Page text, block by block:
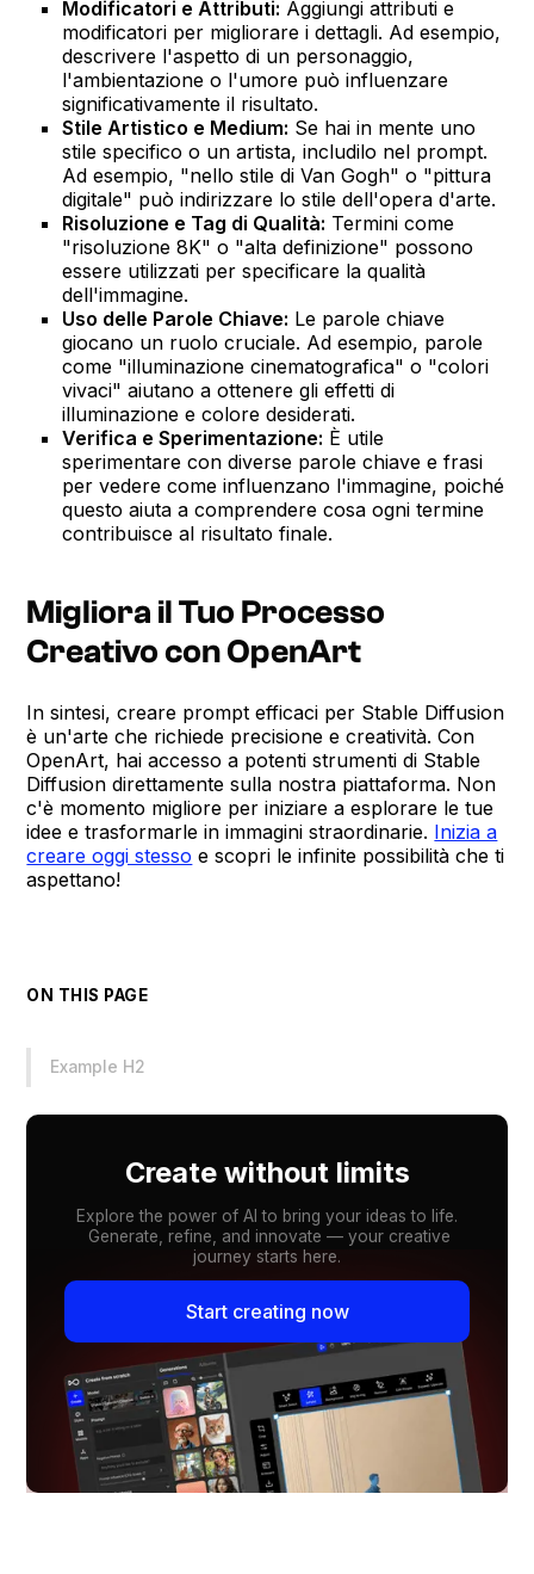
Modificatori e Attributi: Aggiungi attributi e
modificatori per migliorare i dettagli. Ad esempio,
descrivere l'aspetto di un personaggio,
l'ambientazione o l'umore può influenzare
significativamente il risultato.
Stile Artistico e Medium: Se hai in mente uno
stile specifico o un artista, includilo nel prompt.
Ad esempio, "nello stile di Van Gogh" o "pittura
digitale" può indirizzare lo stile dell'opera d'arte.
Risoluzione e Tag di Qualità: Termini come
"risoluzione 8K" o "alta definizione" possono
essere utilizzati per specificare la qualità
dell'immagine.
Uso delle Parole Chiave: Le parole chiave
giocano un ruolo cruciale. Ad esempio, parole
come "illuminazione cinematografica" o "colori
vivaci" aiutano a ottenere gli effetti di
illuminazione e colore desiderati.
Verifica e Sperimentazione: È utile
sperimentare con diverse parole chiave e frasi
per vedere come influenzano l'immagine, poiché
questo aiuta a comprendere cosa ogni termine
contribuisce al risultato finale.
Migliora il Tuo Processo
Creativo con OpenArt
In sintesi, creare prompt efficaci per Stable Diffusion
è un'arte che richiede precisione e creatività. Con
OpenArt, hai accesso a potenti strumenti di Stable
Diffusion direttamente sulla nostra piattaforma. Non
c'è momento migliore per iniziare a esplorare le tue
idee e trasformarle in immagini straordinarie. Inizia a
creare oggi stesso e scopri le infinite possibilità che ti
aspettano!
ON THIS PAGE
Example H2
Create without limits
Explore the power of AI to bring your ideas to life.
Generate, refine, and innovate — your creative
journey starts here.
Start creating now